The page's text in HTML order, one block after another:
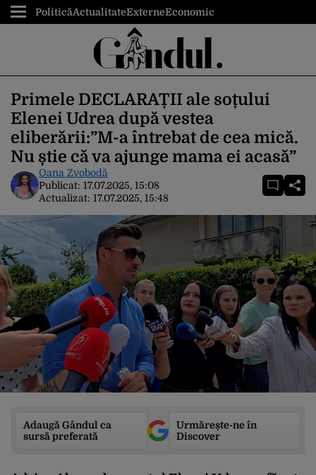
PoliticăActualitateExterneEconomic
Primele DECLARAȚII ale soțului
Elenei Udrea după vestea
eliberării:”M-a întrebat de cea mică.
Nu știe că va ajunge mama ei acasă”
Oana Zvobodă
Publicat: 17.07.2025, 15:08
Actualizat: 17.07.2025, 15:48
Adaugă Gândul ca
sursă preferată
Urmărește-ne în
Discover